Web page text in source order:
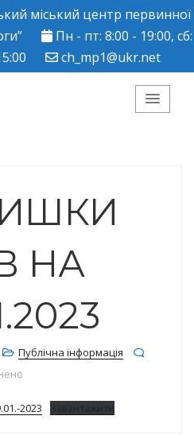
міський центр первинної
Пн - пт: 8:00 - 19:00, сб:
ch_mp1@ukr.net
міський
НА
Публічна інформація
2023 Завантажити